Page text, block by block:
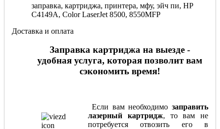
заправка, картриджа, принтера, мфу, эйч пи, HP
C4149A, Color LaserJet 8500, 8550MFP
Доставка и оплата
Заправка картриджа на выезде -
удобная услуга, которая позволит вам
сэкономить время!
Если вам необходимо заправить
лазерный картридж, то вам не
потребуется отвозить его в